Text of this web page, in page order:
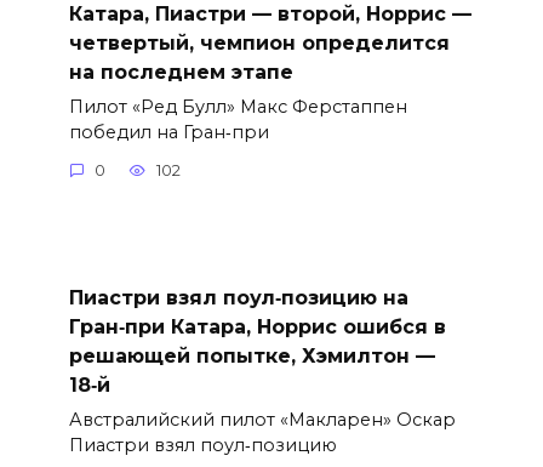
Катара, Пиастри — второй, Норрис —
четвертый, чемпион определится
на последнем этапе
Пилот «Ред Булл» Макс Ферстаппен
победил на Гран‑при
0 102
Пиастри взял поул‑позицию на
Гран‑при Катара, Норрис ошибся в
решающей попытке, Хэмилтон —
18‑й
Австралийский пилот «Макларен» Оскар
Пиастри взял поул‑позицию